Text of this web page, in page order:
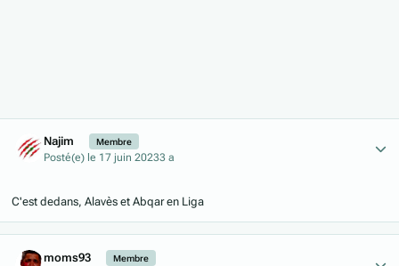
Najim Membre
Posté(e) le 17 juin 20233 a
C'est dedans, Alavès et Abqar en Liga
moms93 Membre